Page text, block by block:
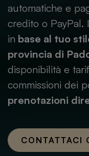
automatiche e
credito o PayPal.
in base al tuo
provincia di
disponibilità e
commissioni dei
prenotazioni
CONTATTACI